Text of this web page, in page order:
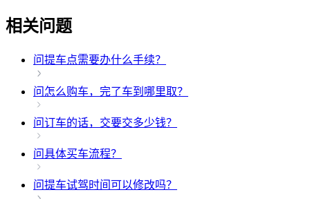
相关问题
问提车点需要办什么手续？
问怎么购车，完了车到哪里取？
问订车的话，交要交多少钱？
问具体买车流程？
问提车试驾时间可以修改吗？